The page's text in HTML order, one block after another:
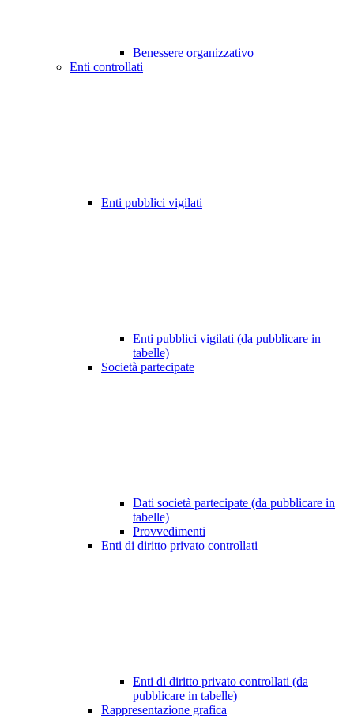
Benessere organizzativo
Enti controllati
Enti pubblici vigilati
Enti pubblici vigilati (da pubblicare in
tabelle)
Società partecipate
Dati società partecipate (da pubblicare in
tabelle)
Provvedimenti
Enti di diritto privato controllati
Enti di diritto privato controllati (da
pubblicare in tabelle)
Rappresentazione grafica